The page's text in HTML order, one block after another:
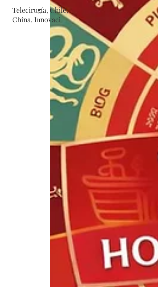
Telecirugía, Chile,
China, Innovaci